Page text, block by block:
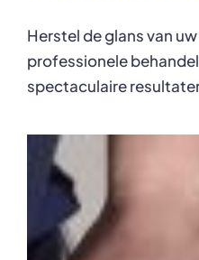
Herstel de glans van
professionele
spectaculaire